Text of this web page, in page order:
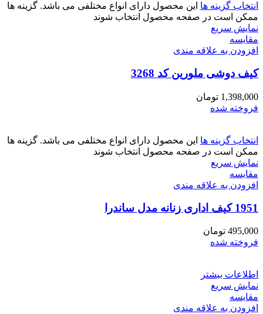
انتخاب گزینه ها این محصول دارای انواع مختلفی می باشد. گزینه ها
ممکن است در صفحه محصول انتخاب شوند
نمایش سریع
مقايسه
افزودن به علاقه مندی
کیف دوشی ملورین کد 3268
1,398,000 تومان
فروخته شده
انتخاب گزینه ها این محصول دارای انواع مختلفی می باشد. گزینه ها
ممکن است در صفحه محصول انتخاب شوند
نمایش سریع
مقايسه
افزودن به علاقه مندی
1951 کیف اداری زنانه مدل ساندرا
495,000 تومان
فروخته شده
اطلاعات بیشتر
نمایش سریع
مقايسه
افزودن به علاقه مندی